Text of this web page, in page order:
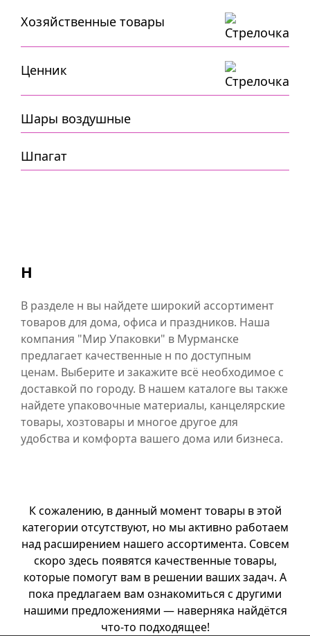
Хозяйственные товары
Ценник
Шары воздушные
Шпагат
Н
В разделе н вы найдете широкий ассортимент
товаров для дома, офиса и праздников. Наша
компания "Мир Упаковки" в Мурманске
предлагает качественные н по доступным
ценам. Выберите и закажите всё необходимое с
доставкой по городу. В нашем каталоге вы также
найдете упаковочные материалы, канцелярские
товары, хозтовары и многое другое для
удобства и комфорта вашего дома или бизнеса.
К сожалению, в данный момент товары в этой
категории отсутствуют, но мы активно работаем
над расширением нашего ассортимента. Совсем
скоро здесь появятся качественные товары,
которые помогут вам в решении ваших задач. А
пока предлагаем вам ознакомиться с другими
нашими предложениями — наверняка найдётся
что-то подходящее!